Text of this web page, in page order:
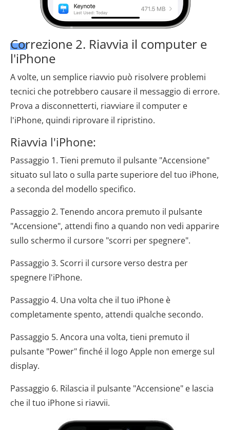
Correzione 2. Riavvia il computer e
l'iPhone
A volte, un semplice riavvio può risolvere problemi
tecnici che potrebbero causare il messaggio di errore.
Prova a disconnetterti, riavviare il computer e
l'iPhone, quindi riprovare il ripristino.
Riavvia l'iPhone:
Passaggio 1. Tieni premuto il pulsante "Accensione"
situato sul lato o sulla parte superiore del tuo iPhone,
a seconda del modello specifico.
Passaggio 2. Tenendo ancora premuto il pulsante
"Accensione", attendi fino a quando non vedi apparire
sullo schermo il cursore "scorri per spegnere".
Passaggio 3. Scorri il cursore verso destra per
spegnere l'iPhone.
Passaggio 4. Una volta che il tuo iPhone è
completamente spento, attendi qualche secondo.
Passaggio 5. Ancora una volta, tieni premuto il
pulsante "Power" finché il logo Apple non emerge sul
display.
Passaggio 6. Rilascia il pulsante "Accensione" e lascia
che il tuo iPhone si riavvii.